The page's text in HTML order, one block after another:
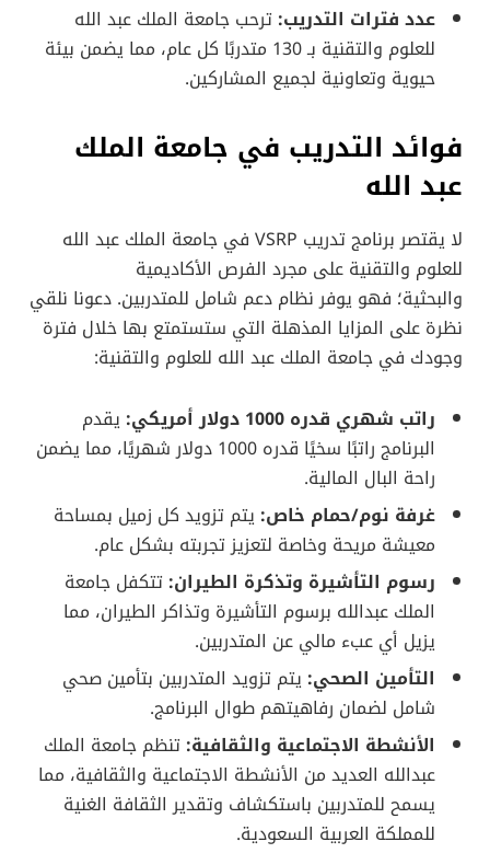
عدد فترات التدريب: ترحب جامعة الملك عبد الله
للعلوم والتقنية بـ 130 متدربًا كل عام، مما يضمن بيئة
حيوية وتعاونية لجميع المشاركين.
فوائد التدريب في جامعة الملك
عبد الله
لا يقتصر برنامج تدريب VSRP في جامعة الملك عبد الله
للعلوم والتقنية على مجرد الفرص الأكاديمية
والبحثية؛ فهو يوفر نظام دعم شامل للمتدربين. دعونا نلقي
نظرة على المزايا المذهلة التي ستستمتع بها خلال فترة
وجودك في جامعة الملك عبد الله للعلوم والتقنية:
راتب شهري قدره 1000 دولار أمريكي:
يقدم
البرنامج راتبًا سخيًا قدره 1000 دولار شهريًا، مما يضمن
راحة البال المالية.
غرفة نوم/حمام خاص: يتم تزويد كل زميل بمساحة
معيشة مريحة وخاصة لتعزيز تجربته بشكل عام.
رسوم التأشيرة وتذكرة الطيران: تتكفل جامعة
الملك عبدالله برسوم التأشيرة وتذاكر الطيران، مما
يزيل أي عبء مالي عن المتدربين.
التأمين الصحي: يتم تزويد المتدربين بتأمين صحي
شامل لضمان رفاهيتهم طوال البرنامج.
الأنشطة الاجتماعية والثقافية: تنظم جامعة الملك
عبدالله العديد من الأنشطة الاجتماعية والثقافية، مما
يسمح للمتدربين باستكشاف وتقدير الثقافة الغنية
للمملكة العربية السعودية.